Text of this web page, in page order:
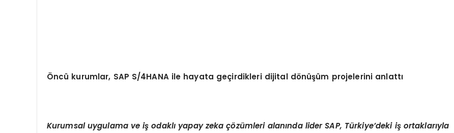
Öncü kurumlar, SAP S/4HANA ile hayata geçirdikleri dijital dönüşüm projelerini anlattı
Kurumsal uygulama ve iş odaklı yapay zeka çözümleri alanında lider SAP, Türkiye’deki iş ortaklarıyla